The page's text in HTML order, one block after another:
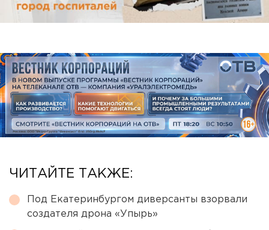
ЧИТАЙТЕ ТАКЖЕ:
Под Екатеринбургом диверсанты взорвали
создателя дрона «Упырь»